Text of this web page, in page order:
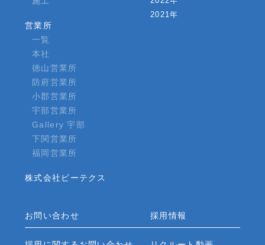
営業所
一覧
本社
徳山営業所
防府営業所
小郡営業所
宇部営業所
Gallery 宇部
下関営業所
福岡営業所
株式会社ビーテクス
2021年
お問い合わせ 採用情報